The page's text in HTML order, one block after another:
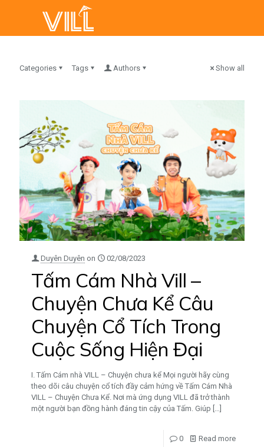
Categories Tags Authors Show all
Duyên Duyên on 02/08/2023
Tấm Cám Nhà Vill –
Chuyện Chưa Kể Câu
Chuyện Cổ Tích Trong
Cuộc Sống Hiện Đại
I. Tấm Cám nhà VILL – Chuyện chưa kể Mọi người hãy cùng
theo dõi câu chuyện cổ tích đầy cảm hứng về Tấm Cám Nhà
VILL – Chuyện Chưa Kể. Nơi mà ứng dụng VILL đã trở thành
một người bạn đồng hành đáng tin cậy của Tấm. Giúp
0 Read more